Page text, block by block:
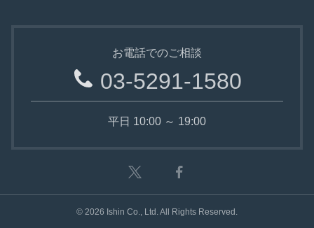
お電話でのご相談
03-5291-1580
平日 10:00 ～ 19:00
© 2026 Ishin Co., Ltd. All Rights Reserved.